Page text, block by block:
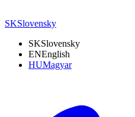
SKSlovensky
SKSlovensky
ENEnglish
HUMagyar